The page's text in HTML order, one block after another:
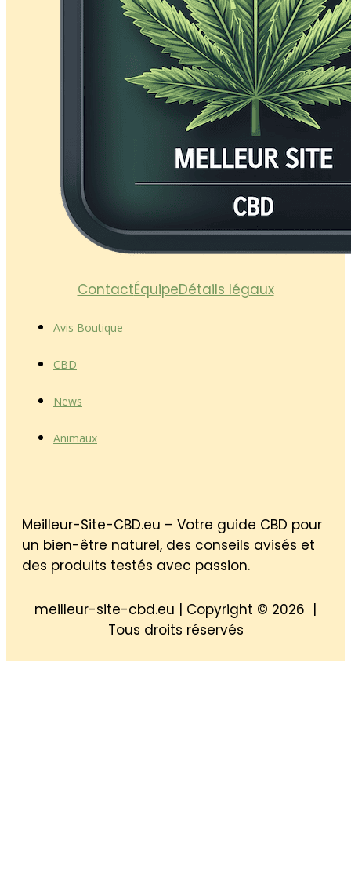
ContactÉquipeDétails légaux
Avis Boutique
CBD
News
Animaux
Meilleur-Site-CBD.eu – Votre guide CBD pour
un bien-être naturel, des conseils avisés et
des produits testés avec passion.
meilleur-site-cbd.eu | Copyright © 2026 |
Tous droits réservés